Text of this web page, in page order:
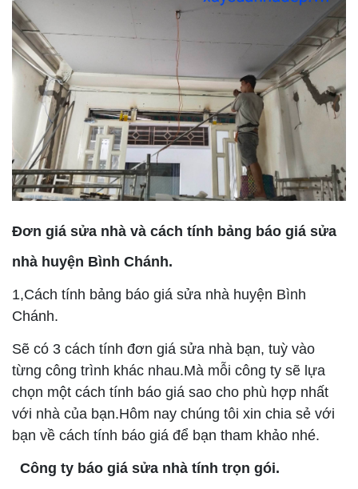
Đơn giá sửa nhà và cách tính bảng báo giá sửa
nhà huyện Bình Chánh.
1,Cách tính bảng báo giá sửa nhà huyện Bình
Chánh.
Sẽ có 3 cách tính đơn giá sửa nhà bạn, tuỳ vào
từng công trình khác nhau.Mà mỗi công ty sẽ lựa
chọn một cách tính báo giá sao cho phù hợp nhất
với nhà của bạn.Hôm nay chúng tôi xin chia sẻ với
bạn về cách tính báo giá để bạn tham khảo nhé.
Công ty báo giá sửa nhà tính trọn gói.